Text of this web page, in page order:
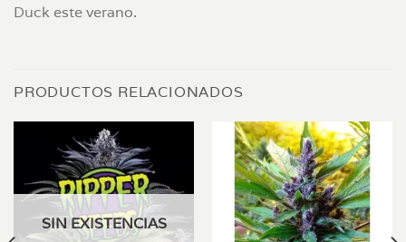
Duck este verano.
PRODUCTOS RELACIONADOS
SIN EXISTENCIAS